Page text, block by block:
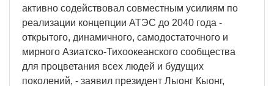
активно содействовал совместным усилиям по
реализации концепции АТЭС до 2040 года -
открытого, динамичного, самодостаточного и
мирного Азиатско-Тихоокеанского сообщества
для процветания всех людей и будущих
поколений, - заявил президент Лыонг Кыонг,